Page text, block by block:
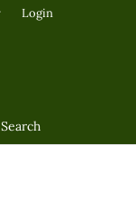
Search
Login